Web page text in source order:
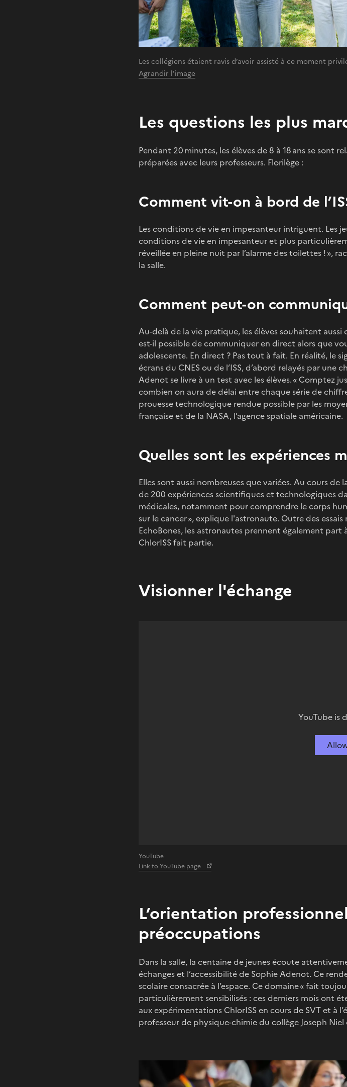
Les collégiens étaient ravis d’avoir assisté à ce moment
Agrandir l'image
Les questions les plus
Pendant 20 minutes, les élèves de 8 à 18 ans se sont
préparées avec leurs professeurs. Florilège :
Comment vit-on à bord de
Les conditions de vie en impesanteur intriguent. Les
conditions de vie en impesanteur et plus
réveillée en pleine nuit par l’alarme des toilettes ! »,
la salle.
Comment peut-on
Au-delà de la vie pratique, les élèves souhaitent
est-il possible de communiquer en direct alors que
adolescente. En direct ? Pas tout à fait. En réalité, le
écrans du CNES ou de l’ISS, d’abord relayés par une
Adenot se livre à un test avec les élèves. « Comptez
combien on aura de délai entre chaque série de
prouesse technologique rendue possible par les
française et de la NASA, l’agence spatiale américaine.
Quelles sont les expériences
Elles sont aussi nombreuses que variées. Au cours de
de 200 expériences scientifiques et technologiques
médicales, notamment pour comprendre le corps
sur le cancer », explique l'astronaute. Outre des
EchoBones, les astronautes prennent également
ChlorISS fait partie.
Visionner l'échange
YouTube is
YouTube
Link to YouTube page
L’orientation
préoccupations
Dans la salle, la centaine de jeunes écoute
échanges et l’accessibilité de Sophie Adenot. Ce
scolaire consacrée à l’espace. Ce domaine « fait
particulièrement sensibilisés : ces derniers mois ont
aux expérimentations ChlorISS en cours de SVT et à
professeur de physique-chimie du collège Joseph Niel